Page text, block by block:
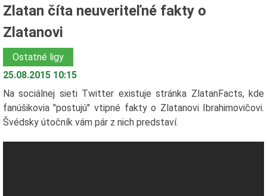
Zlatan číta neuveriteľné fakty o
Zlatanovi
Ostatné ligy
25.08.2015 10:15
Na sociálnej sieti Twitter existuje stránka ZlatanFacts, kde
fanúšikovia "postujú" vtipné fakty o Zlatanovi Ibrahimovičovi.
Švédsky útočník vám pár z nich predstaví.